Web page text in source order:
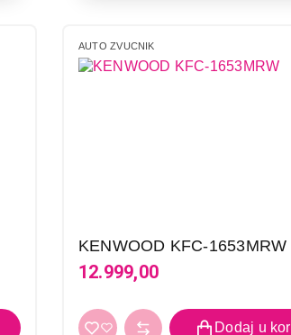
AUTO ZVUCNIK
KENWOOD KFC-1653MRW
12.999,00